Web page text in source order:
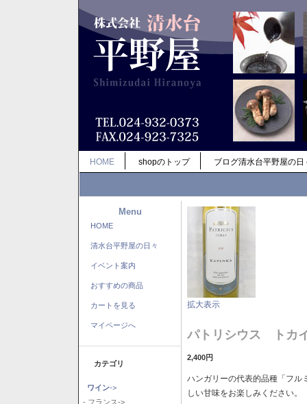
HOME shopのトップ ブログ清水台平野屋の日
Menu
HOME
清水台平野屋の日々
イベント案内
おすすめの商品
カートを見る
マイページへ
カテゴリ
ワイン->
- フランス->
拡大表示
パトリシウス トカ
2,400円
ハンガリーの代表的品種「フル
しい甘味をお楽しみください。